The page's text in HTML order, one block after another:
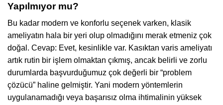
Yapılmıyor mu?
Bu kadar modern ve konforlu seçenek varken, klasik
ameliyatın hala bir yeri olup olmadığını merak etmeniz çok
doğal. Cevap: Evet, kesinlikle var. Kasıktan varis ameliyatı
artık rutin bir işlem olmaktan çıkmış, ancak belirli ve zorlu
durumlarda başvurduğumuz çok değerli bir “problem
çözücü” haline gelmiştir. Yani modern yöntemlerin
uygulanamadığı veya başarısız olma ihtimalinin yüksek